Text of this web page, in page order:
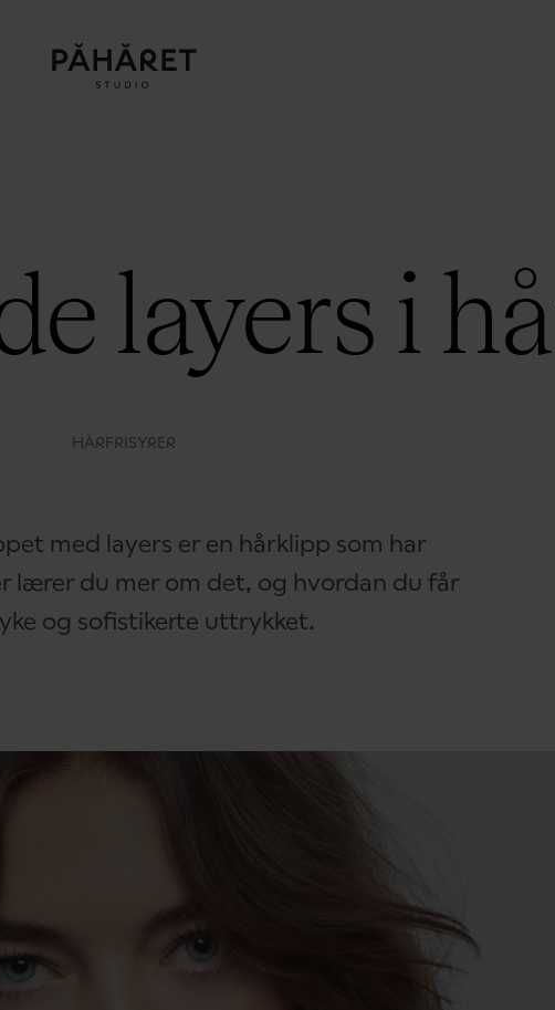
layers i
HÅRFRISYRER
med layers er en hårklipp som har
lærer du mer om det, og hvordan du får
og sofistikerte uttrykket.